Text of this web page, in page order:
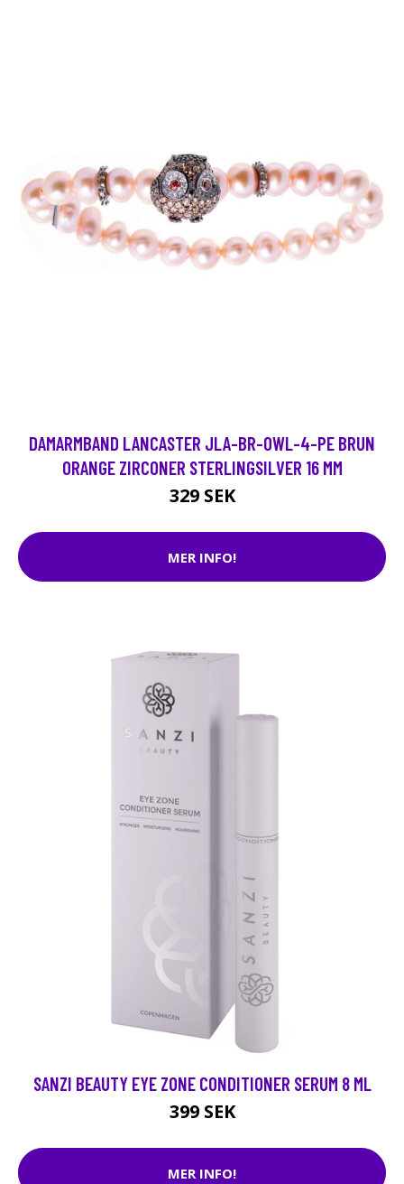
DAMARMBAND LANCASTER JLA-BR-OWL-4-PE BRUN
ORANGE ZIRCONER STERLINGSILVER 16 MM
329 SEK
MER INFO!
SANZI BEAUTY EYE ZONE CONDITIONER SERUM 8 ML
399 SEK
MER INFO!